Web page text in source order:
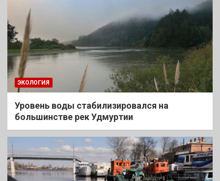
ЭКОЛОГИЯ
Уровень воды стабилизировался на
большинстве рек Удмуртии